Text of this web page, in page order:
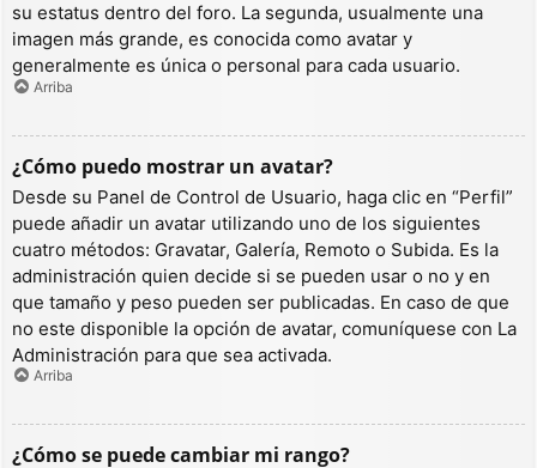
su estatus dentro del foro. La segunda, usualmente una
imagen más grande, es conocida como avatar y
generalmente es única o personal para cada usuario.
Arriba
¿Cómo puedo mostrar un avatar?
Desde su Panel de Control de Usuario, haga clic en “Perfil”
puede añadir un avatar utilizando uno de los siguientes
cuatro métodos: Gravatar, Galería, Remoto o Subida. Es la
administración quien decide si se pueden usar o no y en
que tamaño y peso pueden ser publicadas. En caso de que
no este disponible la opción de avatar, comuníquese con La
Administración para que sea activada.
Arriba
¿Cómo se puede cambiar mi rango?